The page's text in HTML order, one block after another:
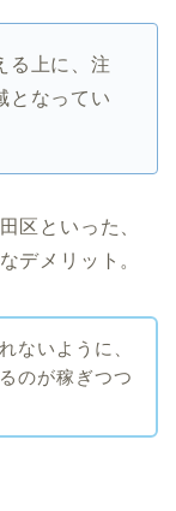
る上に、注
となってい
区といった、
デメリット。
ないように、
のが稼ぎつつ